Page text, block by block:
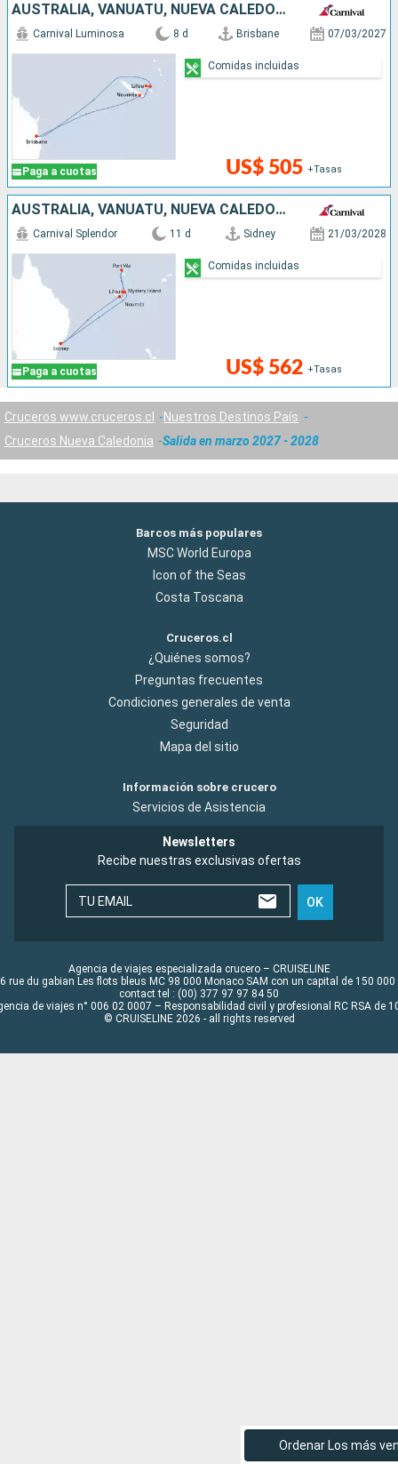
Ordenar Los más
AUSTRALIA, VANUATU, NUEVA CALEDONIA
Paga a cuotas
Carnival Luminosa 8 d Brisbane 07/03/2027
US$ 505 +Tasas
Comidas incluidas
AUSTRALIA, VANUATU, NUEVA CALEDONIA
Paga a cuotas
Carnival Splendor 11 d Sidney 21/03/2028
US$ 562 +Tasas
Comidas incluidas
Cruceros www.cruceros.cl
Nuestros Destinos País
Cruceros Nueva Caledonia
Salida en marzo 2027 - 2028
Barcos más populares
MSC World Europa
Icon of the Seas
Costa Toscana
Cruceros.cl
¿Quiénes somos?
Preguntas frecuentes
Condiciones generales de venta
Seguridad
Mapa del sitio
Información sobre crucero
Servicios de Asistencia
Newsletters
Recibe nuestras exclusivas ofertas
TU EMAIL OK
Agencia de viajes especializada crucero – CRUISELINE
rue du gabian Les flots bleus MC 98 000 Monaco SAM con un capital de 150 000
contact tel : (00) 377 97 97 84 50
de viajes n° 006 02 0007 – Responsabilidad civil y profesional RC RSA de
© CRUISELINE 2026 - all rights reserved